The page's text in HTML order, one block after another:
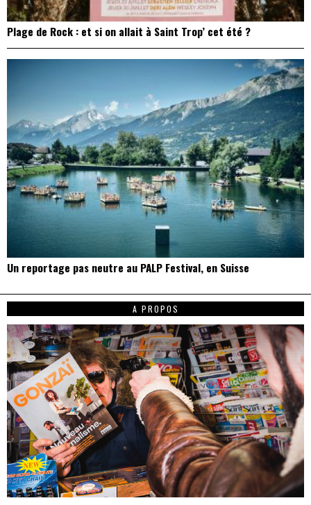
Plage de Rock : et si on allait à Saint Trop’ cet été ?
Un reportage pas neutre au PALP Festival, en Suisse
A PROPOS